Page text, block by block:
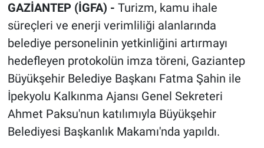
GAZİANTEP (İGFA) - Turizm, kamu ihale
süreçleri ve enerji verimliliği alanlarında
belediye personelinin yetkinliğini artırmayı
hedefleyen protokolün imza töreni, Gaziantep
Büyükşehir Belediye Başkanı Fatma Şahin ile
İpekyolu Kalkınma Ajansı Genel Sekreteri
Ahmet Paksu'nun katılımıyla Büyükşehir
Belediyesi Başkanlık Makamı'nda yapıldı.